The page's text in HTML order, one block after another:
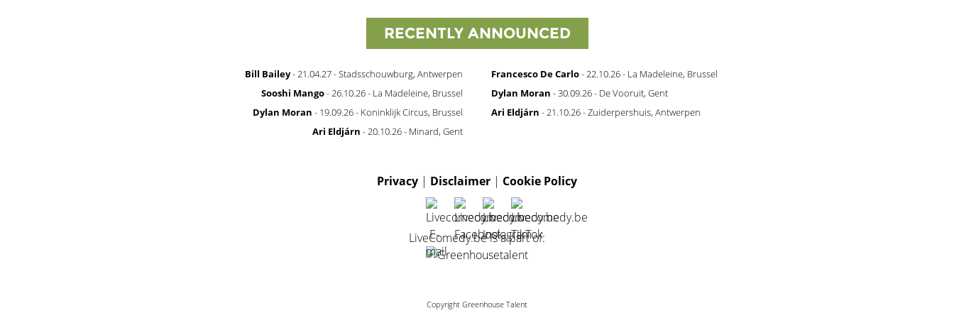
RECENTLY ANNOUNCED
Bill Bailey- 21.04.27 - Stadsschouwburg, Antwerpen Francesco De Carlo- 22.10.26 - La Madeleine, Brussel
Sooshi Mango- 26.10.26 - La Madeleine, Brussel Dylan Moran - 30.09.26 - De Vooruit, Gent
Dylan Moran - 19.09.26 - Koninklijk Circus, Brussel Ari Eldjárn - 21.10.26 - Zuiderpershuis, Antwerpen
Ari Eldjárn - 20.10.26 - Minard, Gent
Privacy | Disclaimer | Cookie Policy
LiveComedy.be is a part of:
Copyright Greenhouse Talent